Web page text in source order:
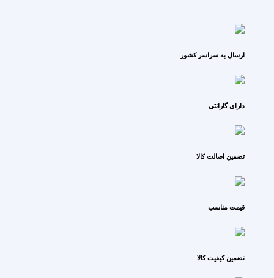
ارسال به سراسر کشور
دارای گارانتی
تضمین اصالت کالا
قیمت مناسب
تضمین کیفیت کالا